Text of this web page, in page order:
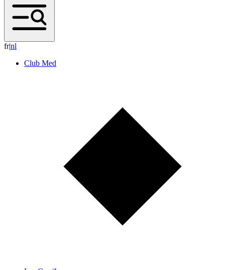
fr|nl
Club Med